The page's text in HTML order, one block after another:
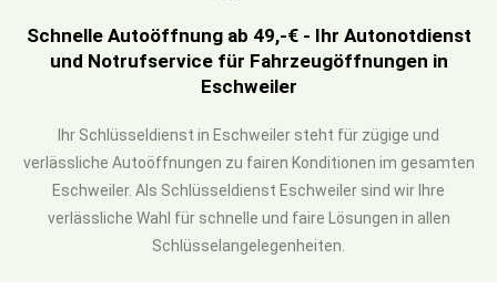
Schnelle Autoöffnung ab 49,-€ - Ihr Autonotdienst
und Notrufservice für Fahrzeugöffnungen in
Eschweiler
Ihr Schlüsseldienst in Eschweiler steht für zügige und
verlässliche Autoöffnungen zu fairen Konditionen im gesamten
Eschweiler. Als Schlüsseldienst Eschweiler sind wir Ihre
verlässliche Wahl für schnelle und faire Lösungen in allen
Schlüsselangelegenheiten.